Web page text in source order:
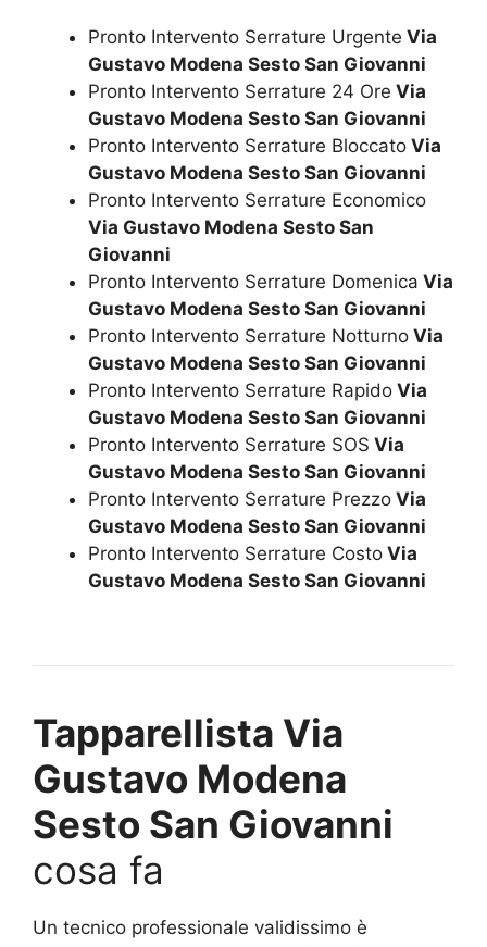
Pronto Intervento Serrature Urgente Via
Gustavo Modena Sesto San Giovanni
Pronto Intervento Serrature 24 Ore Via
Gustavo Modena Sesto San Giovanni
Pronto Intervento Serrature Bloccato Via
Gustavo Modena Sesto San Giovanni
Pronto Intervento Serrature Economico
Via Gustavo Modena Sesto San
Giovanni
Pronto Intervento Serrature Domenica Via
Gustavo Modena Sesto San Giovanni
Pronto Intervento Serrature Notturno Via
Gustavo Modena Sesto San Giovanni
Pronto Intervento Serrature Rapido Via
Gustavo Modena Sesto San Giovanni
Pronto Intervento Serrature SOS Via
Gustavo Modena Sesto San Giovanni
Pronto Intervento Serrature Prezzo Via
Gustavo Modena Sesto San Giovanni
Pronto Intervento Serrature Costo Via
Gustavo Modena Sesto San Giovanni
Tapparellista Via
Gustavo Modena
Sesto San Giovanni
cosa fa
Un tecnico professionale validissimo è